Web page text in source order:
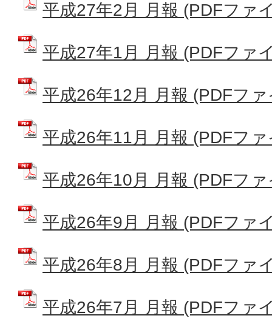
平成27年2月 月報 (PDFファ
平成27年1月 月報 (PDFファ
平成26年12月 月報 (PDFフ
平成26年11月 月報 (PDFフ
平成26年10月 月報 (PDFフ
平成26年9月 月報 (PDFファ
平成26年8月 月報 (PDFファ
平成26年7月 月報 (PDFファ